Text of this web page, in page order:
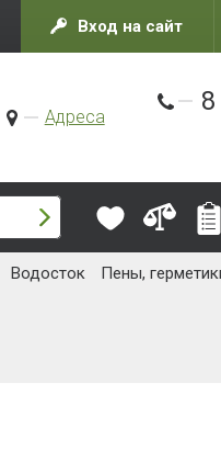
Вход на сайт
Адреса
Водосток Пены,